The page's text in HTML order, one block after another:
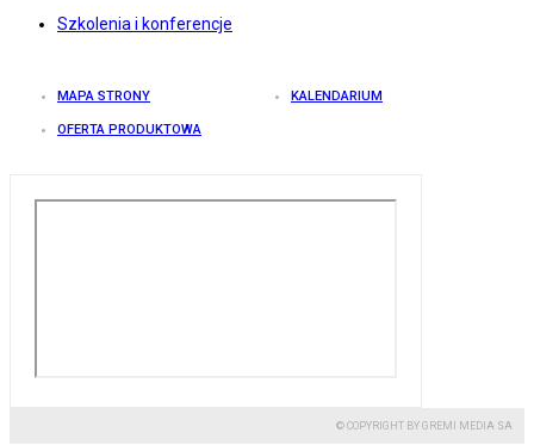
Szkolenia i konferencje
MAPA STRONY KALENDARIUM
OFERTA PRODUKTOWA
© COPYRIGHT BY GREMI MEDIA SA